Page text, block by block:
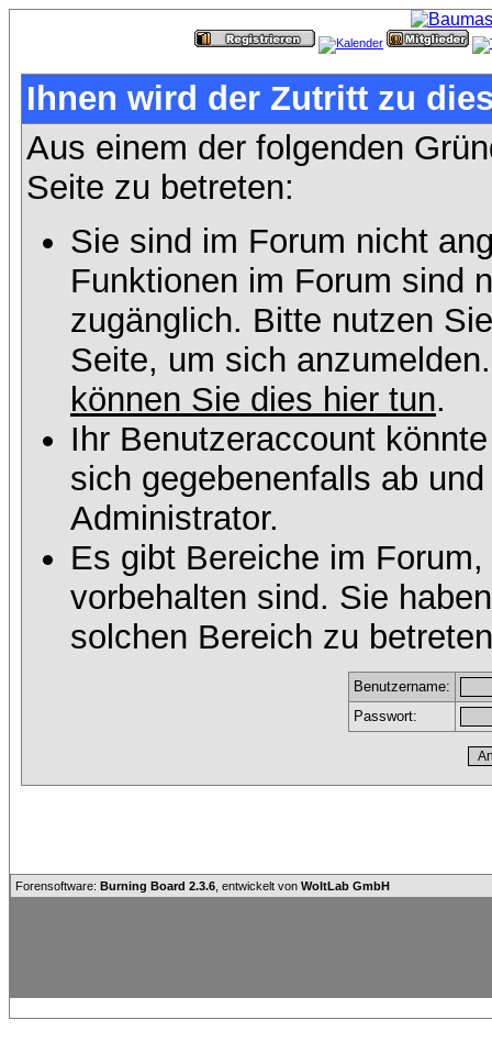
Ihnen wird der Zutritt zu
Aus einem der folgenden
Seite zu betreten:
Sie sind im Forum nicht
Funktionen im Forum sind
zugänglich. Bitte nutzen
Seite, um sich
können Sie dies hier tun.
Ihr Benutzeraccount
sich gegebenenfalls ab
Administrator.
Es gibt Bereiche im
vorbehalten sind. Sie
solchen Bereich zu
Benutzername:
Passwort:
Forensoftware: Burning Board 2.3.6 , entwickelt von WoltLab GmbH